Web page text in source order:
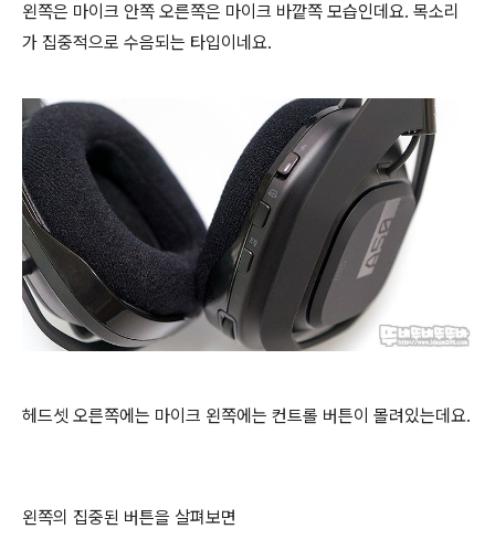
왼쪽은 마이크 안쪽 오른쪽은 마이크 바깥쪽 모습인데요. 목소리
가 집중적으로 수음되는 타입이네요.
헤드셋 오른쪽에는 마이크 왼쪽에는 컨트롤 버튼이 몰려있는데요.
왼쪽의 집중된 버튼을 살펴보면